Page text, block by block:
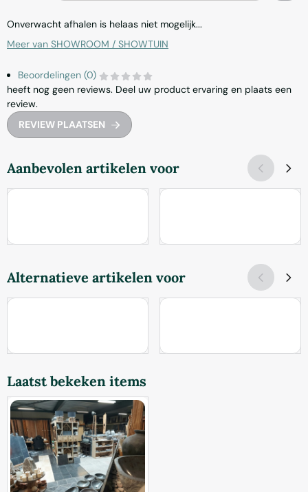
Onverwacht afhalen is helaas niet mogelijk...
Meer van SHOWROOM / SHOWTUIN
Beoordelingen (0)
heeft nog geen reviews. Deel uw product ervaring en plaats een
review.
REVIEW PLAATSEN
Aanbevolen artikelen voor
Prijs niet zichtbaar Prijs niet zichtbaar
Alternatieve artikelen voor
Prijs niet zichtbaar Prijs niet zichtbaar
Laatst bekeken items